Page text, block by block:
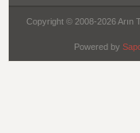
Copyright © 2008-2026 Arın
Powered by